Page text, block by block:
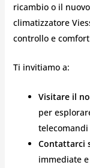
ricambio o il
climatizzatore
controllo e
Ti invitiamo a:
Visitare il
per
Contattarci
immediate